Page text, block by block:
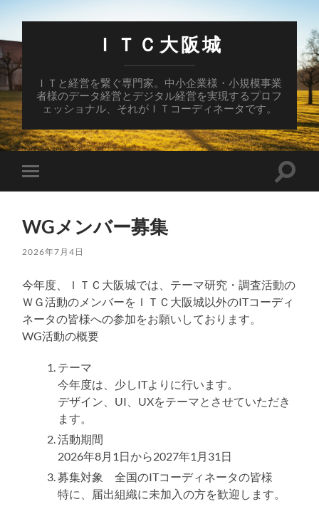
ＩＴＣ大阪城
ＩＴと経営を繋ぐ専門家。中小企業様・小規模事業
者様のデータ経営とデジタル経営を実現するプロフ
ェッショナル、それがＩＴコーディネータです。
モ
バ
メ
ュ
切
り
替
え
る
検
り
替
え
WGメンバー募集
2026年7月4日
今年度、ＩＴＣ大阪城では、テーマ研究・調査活動の
ＷＧ活動のメンバーをＩＴＣ大阪城以外のITコーディ
ネータの皆様への参加をお願いしております。
WG活動の概要
テーマ
今年度は、少しITよりに行います。
デザイン、UI、UXをテーマとさせていただき
ます。
活動期間
2026年8月1日から2027年1月31日
募集対象 全国のITコーディネータの皆様
特に、届出組織に未加入の方を歓迎します。